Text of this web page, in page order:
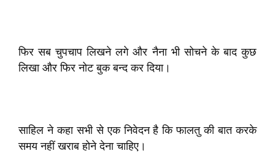
फिर सब चुपचाप लिखने लगे और नैना भी सोचने के बाद कुछ
लिखा और फिर नोट बुक बन्द कर दिया।
साहिल ने कहा सभी से एक निवेदन है कि फालतु की बात करके
समय नहीं खराब होने देना चाहिए।